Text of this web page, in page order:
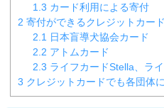
1.3 カード利用による寄付
2 寄付ができるクレジットカー
2.1 日本盲導犬協会カード
2.2 アトムカード
2.3 ライフカードStella、ラ
3 クレジットカードでも各団体